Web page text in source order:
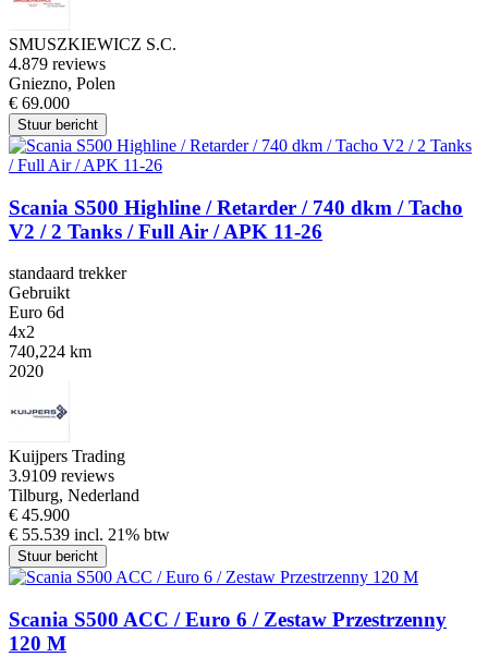
SMUSZKIEWICZ S.C.
4.879 reviews
Gniezno, Polen
€ 69.000
Stuur bericht
Scania S500 Highline / Retarder / 740 dkm / Tacho
V2 / 2 Tanks / Full Air / APK 11-26
standaard trekker
Gebruikt
Euro 6d
4x2
740,224 km
2020
Kuijpers Trading
3.9109 reviews
Tilburg, Nederland
€ 45.900
€ 55.539 incl. 21% btw
Stuur bericht
Scania S500 ACC / Euro 6 / Zestaw Przestrzenny
120 M